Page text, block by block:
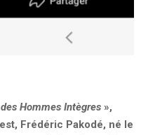
Hommes Intègres »,
Frédéric Pakodé, né le